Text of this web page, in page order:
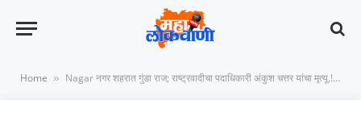
Home » Nagar नगर शहरात गुंडा राज; राष्ट्रवादीचा पदाधिकारी अंकुश चत्तर यांचा मृत्यू.! स्वप्नील शिंदेसह पाच मुख्य आरोपी गजाआड..